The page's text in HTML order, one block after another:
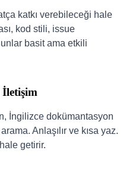
katkı verebileceği hale
kod stili, issue
basit ama etkili
İngilizce dokümantasyon
Anlaşılır ve kısa yaz.
getirir.